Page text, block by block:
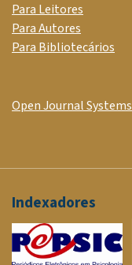
Para Leitores
Para Autores
Para Bibliotecários
Open Journal Systems
Indexadores